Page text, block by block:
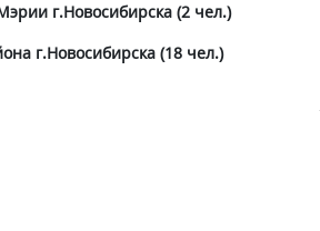
Мэрии г.Новосибирска (2 чел.)
г.Новосибирска (18 чел.)